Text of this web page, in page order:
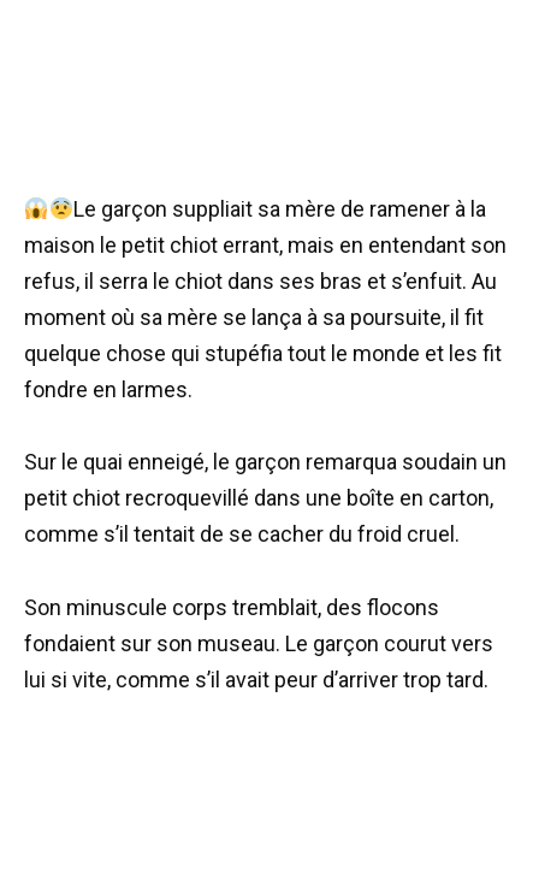
Le garçon suppliait sa mère de ramener à la
maison le petit chiot errant, mais en entendant son
refus, il serra le chiot dans ses bras et s’enfuit. Au
moment où sa mère se lança à sa poursuite, il fit
quelque chose qui stupéfia tout le monde et les fit
fondre en larmes.
Sur le quai enneigé, le garçon remarqua soudain un
petit chiot recroquevillé dans une boîte en carton,
comme s’il tentait de se cacher du froid cruel.
Son minuscule corps tremblait, des flocons
fondaient sur son museau. Le garçon courut vers
lui si vite, comme s’il avait peur d’arriver trop tard.